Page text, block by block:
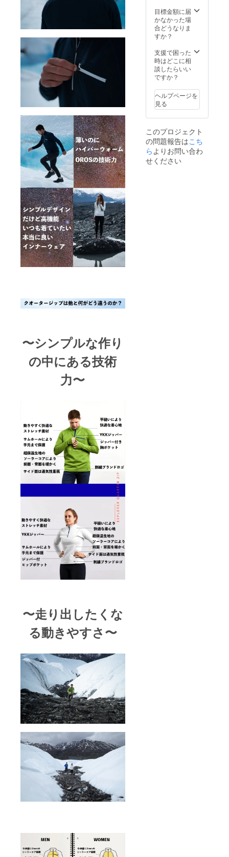
〜シンプルな作り
の中にある技術
力〜
〜走り出したくな
る動きやすさ〜
さい。
・受け
取らな
した住
所に誤
りが
あった
変更を
プロ
ジェク
ト実行
絡しな
かった
了承く
ださ
い。 ※
支援者
様都合
により
再配送
転送と
なった
際は、
着払い
送とな
ります
ので、
予めご
了承下
目標金額に届
かなかった場
合どうなりま
すか？
支援で困った
時はどこに相
談したらいい
ですか？
ヘルプページを
見る
このプロジェクト
の問題報告はこち
らよりお問い合わ
せください